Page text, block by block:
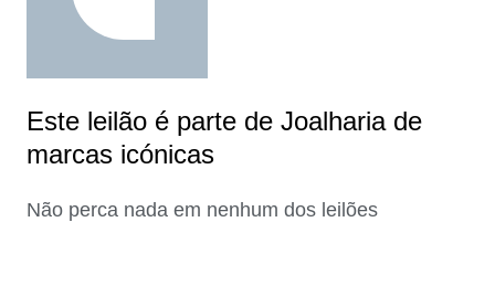
Este leilão é parte de Joalharia de
marcas icónicas
Não perca nada em nenhum dos leilões